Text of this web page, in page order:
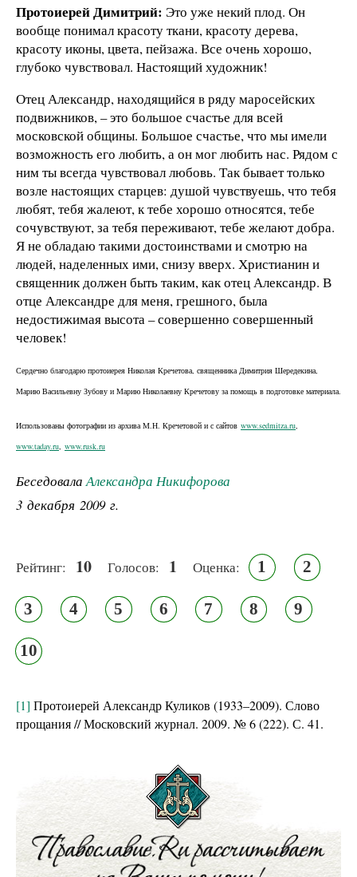
Протоиерей Димитрий: Это уже некий плод. Он
вообще понимал красоту ткани, красоту дерева,
красоту иконы, цвета, пейзажа. Все очень хорошо,
глубоко чувствовал. Настоящий художник!
Отец Александр, находящийся в ряду маросейских
подвижников, – это большое счастье для всей
московской общины. Большое счастье, что мы имели
возможность его любить, а он мог любить нас. Рядом с
ним ты всегда чувствовал любовь. Так бывает только
возле настоящих старцев: душой чувствуешь, что тебя
любят, тебя жалеют, к тебе хорошо относятся, тебе
сочувствуют, за тебя переживают, тебе желают добра.
Я не обладаю такими достоинствами и смотрю на
людей, наделенных ими, снизу вверх. Христианин и
священник должен быть таким, как отец Александр. В
отце Александре для меня, грешного, была
недостижимая высота – совершенно совершенный
человек!
Сердечно благодарю протоиерея Николая Кречетова, священника Димитрия Шередекина,
Марию Васильевну Зубову и Марию Николаевну Кречетову за помощь в подготовке материала.
Использованы фотографии из архива М.Н. Кречетовой и с сайтов www.sedmitza.ru,
www.taday.ru, www.rusk.ru
БеседовалаАлександра Никифорова
3 декабря 2009 г.
Рейтинг: 10 Голосов: 1 Оценка: 1 2
3 4 5 6 7 8 9
10
[1] Протоиерей Александр Куликов (1933–2009). Слово
прощания // Московский журнал. 2009. № 6 (222). С. 41.